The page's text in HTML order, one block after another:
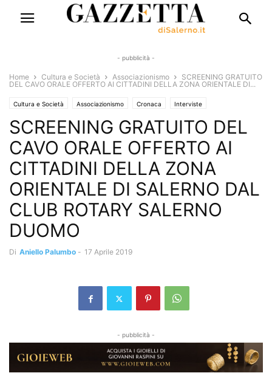
- pubblicità -
Home Cultura e Società Associazionismo
SCREENING GRATUITO
DEL CAVO ORALE OFFERTO AI CITTADINI DELLA ZONA ORIENTALE DI...
Cultura e Società Associazionismo Cronaca Interviste
Salute e Benessere
SCREENING GRATUITO DEL
CAVO ORALE OFFERTO AI
CITTADINI DELLA ZONA
ORIENTALE DI SALERNO DAL
CLUB ROTARY SALERNO
DUOMO
Di Aniello Palumbo - 17 Aprile 2019
- pubblicità -